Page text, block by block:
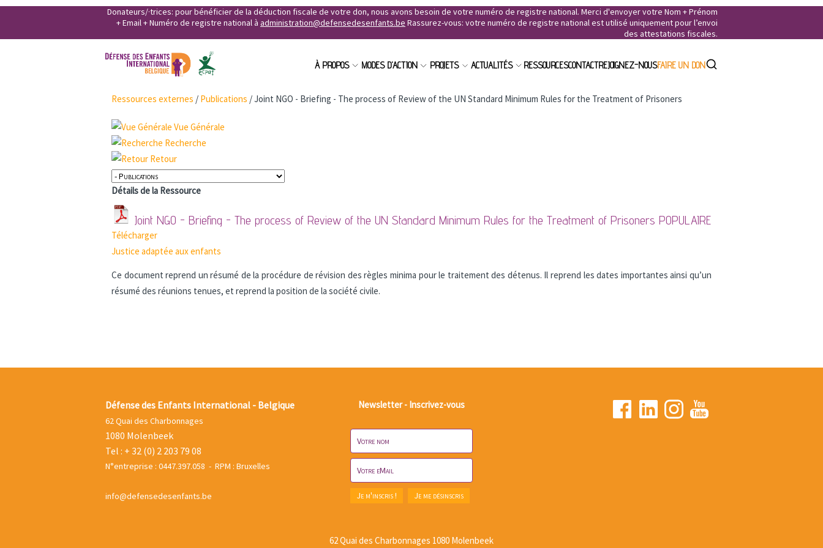
Donateurs/·trices: pour bénéficier de la déduction fiscale de votre don, nous avons besoin de votre numéro de registre national. Merci d'envoyer votre Nom + Prénom
+ Email + Numéro de registre national à administration@defensedesenfants.be Rassurez-vous: votre numéro de registre national est utilisé uniquement pour l’envoi
des attestations fiscales.
À PROPOS MODES D'ACTION PROJETS ACTUALITÉS RESSOURCESCONTACTREJOIGNEZ-NOUSFAIRE UN DON
Ressources externes / Publications /Joint NGO - Briefing - The process of Review of the UN Standard Minimum Rules for the Treatment of Prisoners
Vue Générale
Recherche
Retour
Détails de la Ressource
Joint NGO - Briefing - The process of Review of the UN Standard Minimum Rules for the Treatment of Prisoners POPULAIRE
Télécharger
Justice adaptée aux enfants
Ce document reprend un résumé de la procédure de révision des règles minima pour le traitement des détenus. Il reprend les dates importantes ainsi qu’un
résumé des réunions tenues, et reprend la position de la société civile.
Défense des Enfants International - Belgique
62 Quai des Charbonnages
1080 Molenbeek
Tel : + 32 (0) 2 203 79 08
N°entreprise : 0447.397.058 - RPM : Bruxelles
info@defensedesenfants.be
Newsletter - Inscrivez-vous
62 Quai des Charbonnages 1080 Molenbeek